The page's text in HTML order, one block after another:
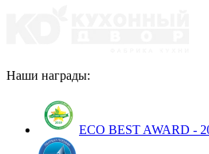
Наши награды:
ECO BEST AWARD -